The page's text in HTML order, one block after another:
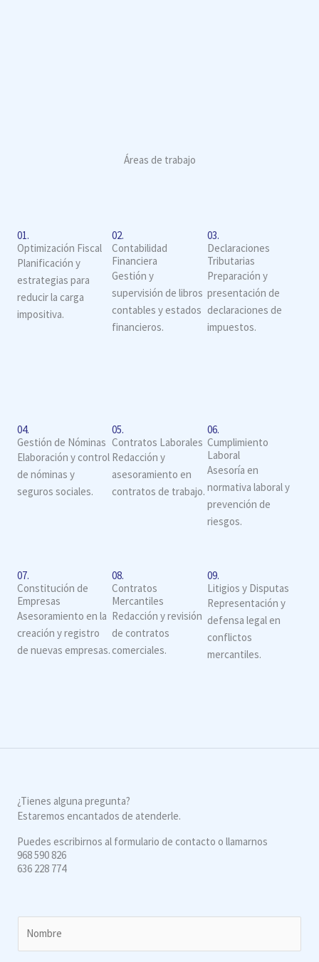
Áreas de trabajo
01.
Optimización Fiscal
Planificación y
estrategias para
reducir la carga
impositiva.
02.
Contabilidad
Financiera
Gestión y
supervisión de libros
contables y estados
financieros.
03.
Declaraciones
Tributarias
Preparación y
presentación de
declaraciones de
impuestos.
04.
Gestión de Nóminas
Elaboración y control
de nóminas y
seguros sociales.
05.
Contratos Laborales
Redacción y
asesoramiento en
contratos de trabajo.
06.
Cumplimiento
Laboral
Asesoría en
normativa laboral y
prevención de
riesgos.
07.
Constitución de
Empresas
Asesoramiento en la
creación y registro
de nuevas empresas.
08.
Contratos
Mercantiles
Redacción y revisión
de contratos
comerciales.
09.
Litigios y Disputas
Representación y
defensa legal en
conflictos
mercantiles.
¿Tienes alguna pregunta?
Estaremos encantados de atenderle.
Puedes escribirnos al formulario de contacto o llamarnos
968 590 826
636 228 774